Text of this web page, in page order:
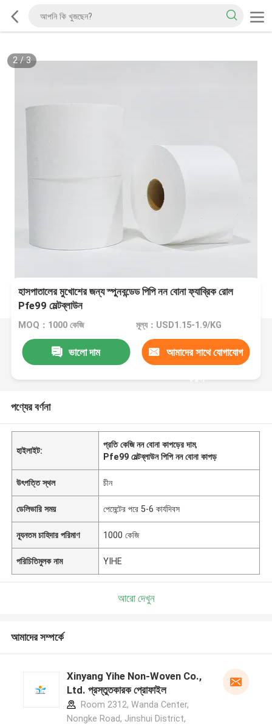
2/ 3
হাসপাতালের মুখোশের জন্য স্পুনবন্ডেড পিপি নন বোনা ফ্যাব্রিক রোল
Pfe99 মেল্টব্লাউন
MOQ：1000 কেজি মূল্য：USD1.15-1.9/KG
ভালো দাম আমাদের সাথে যোগাযোগ
করুন
পণ্যের বর্ণনা
হাইলাইট:
প্রতি কেজি নন বোনা কাপড়ের দাম,
Pfe99 মেল্টব্লাউন পিপি নন বোনা কাপড়
উৎপত্তি স্থল চীন
ডেলিভারি সময় পেমেন্টের পরে 5-6 কার্যদিবস
ন্যূনতম চাহিদার পরিমাণ 1000 কেজি
পরিচিতিমুলক নাম YIHE
আরো দেখুন
আমাদের সম্পর্কে
Xinyang Yihe Non-Woven Co.,
Ltd. প্রস্তুতকারক প্রোফাইল
Room 2312, Wanda Center,
Nongke Road, Jinshui District,